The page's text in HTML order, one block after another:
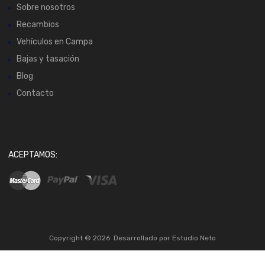
Sobre nosotros
Recambios
Vehículos en Campa
Bajas y tasación
Blog
Contacto
ACEPTAMOS:
Copyright © 2026 Desarrollado por Estudio Neto